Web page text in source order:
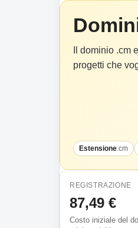
Il dominio
progetti che
Estensione.cm
REGISTRAZIONE
87,49 €
Costo iniziale del